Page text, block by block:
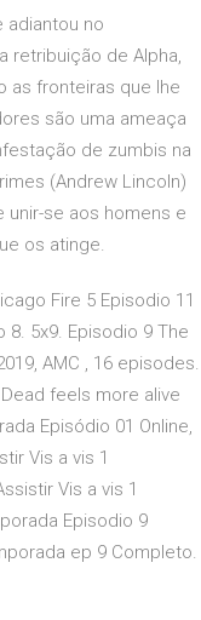
adiantou no
retribuição de Alpha,
as fronteiras que lhe
são uma ameaça
de zumbis na
(Andrew Lincoln)
se aos homens e
os atinge.
Fire 5 Episodio 11
5x9. Episodio 9 The
AMC , 16 episodes.
feels more alive
Episódio 01 Online,
Vis a vis 1
Vis a vis 1
Episodio 9
ep 9 Completo.